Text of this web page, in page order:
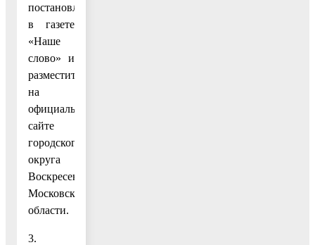
постановление
в газете
«Наше
слово» и
разместить
на
официальном
сайте
городского
округа
Воскресенск
Московской
области.
3.